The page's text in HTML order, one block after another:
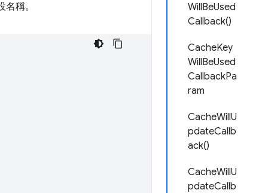
WillBeUsed
Callback()
CacheKey
WillBeUsed
CallbackPa
ram
CacheWillU
pdateCallb
ack()
CacheWillU
pdateCallb
稱。